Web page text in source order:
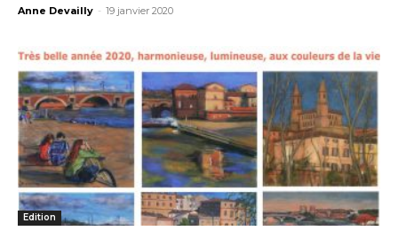
Anne Devailly - 19 janvier 2020
Edition